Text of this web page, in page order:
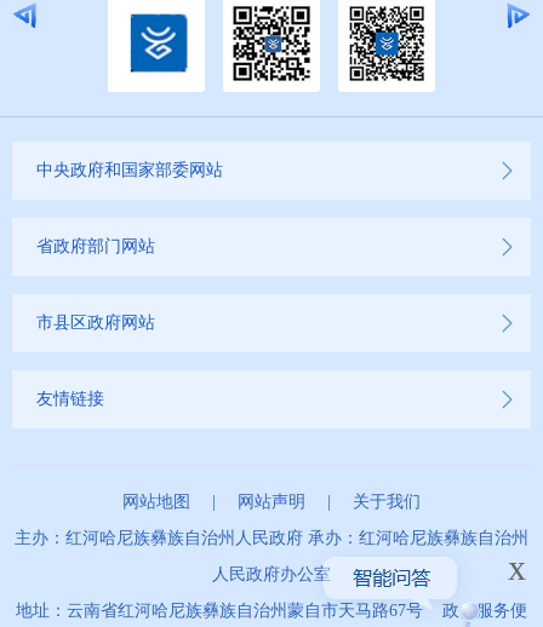
中央政府和国家部委网站
省政府部门网站
市县区政府网站
友情链接
网站地图 | 网站声明 | 关于我们
主办：红河哈尼族彝族自治州人民政府 承办：红河哈尼族彝族自治州
人民政府办公室
地址：云南省红河哈尼族彝族自治州蒙自市天马路67号 政务服务便
x